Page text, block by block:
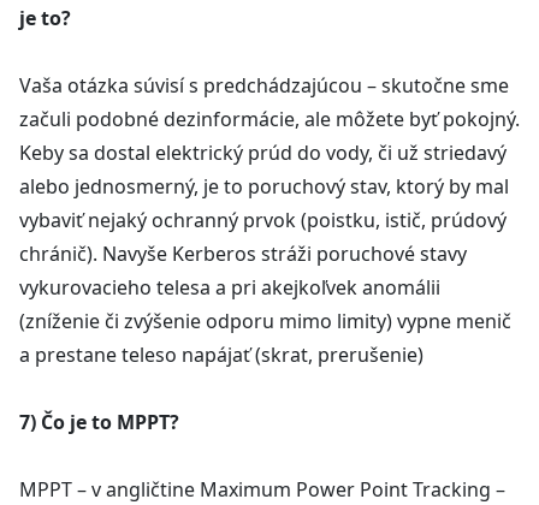
je to?
Vaša otázka súvisí s predchádzajúcou – skutočne sme
začuli podobné dezinformácie, ale môžete byť pokojný.
Keby sa dostal elektrický prúd do vody, či už striedavý
alebo jednosmerný, je to poruchový stav, ktorý by mal
vybaviť nejaký ochranný prvok (poistku, istič, prúdový
chránič). Navyše Kerberos stráži poruchové stavy
vykurovacieho telesa a pri akejkoľvek anomálii
(zníženie či zvýšenie odporu mimo limity) vypne menič
a prestane teleso napájať (skrat, prerušenie)
7) Čo je to MPPT?
MPPT – v angličtine Maximum Power Point Tracking –